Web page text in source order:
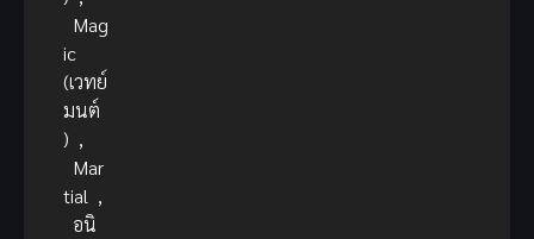
Mag
ic
(เวทย์
มนต์
) ,
Mar
tial ,
อนิ